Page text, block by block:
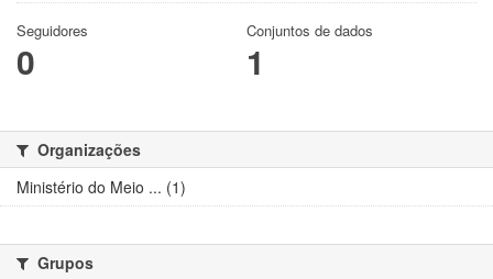
Seguidores
0
Conjuntos de dados
1
Organizações
Ministério do Meio ... (1)
Grupos